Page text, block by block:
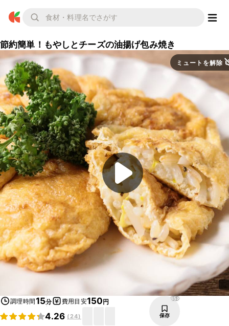
節約簡単！もやしとチーズの油揚げ包み焼き
ミュートを解除
調理時間15分 費用目安150円
4.26 (24)
658
保存